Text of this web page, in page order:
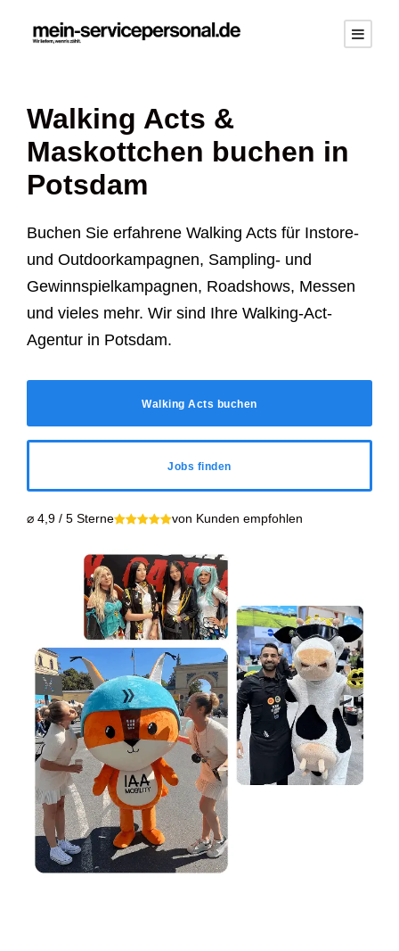
Walking Acts &
Maskottchen buchen in
Potsdam
Buchen Sie erfahrene Walking Acts für Instore-
und Outdoorkampagnen, Sampling- und
Gewinnspielkampagnen, Roadshows, Messen
und vieles mehr. Wir sind Ihre Walking-Act-
Agentur in Potsdam.
Walking Acts buchen
Jobs finden
⌀ 4,9 / 5 Sterne von Kunden empfohlen